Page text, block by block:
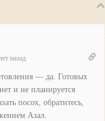
назад
— да. Готовых
и не планируется
посох, обратитесь,
Азал.